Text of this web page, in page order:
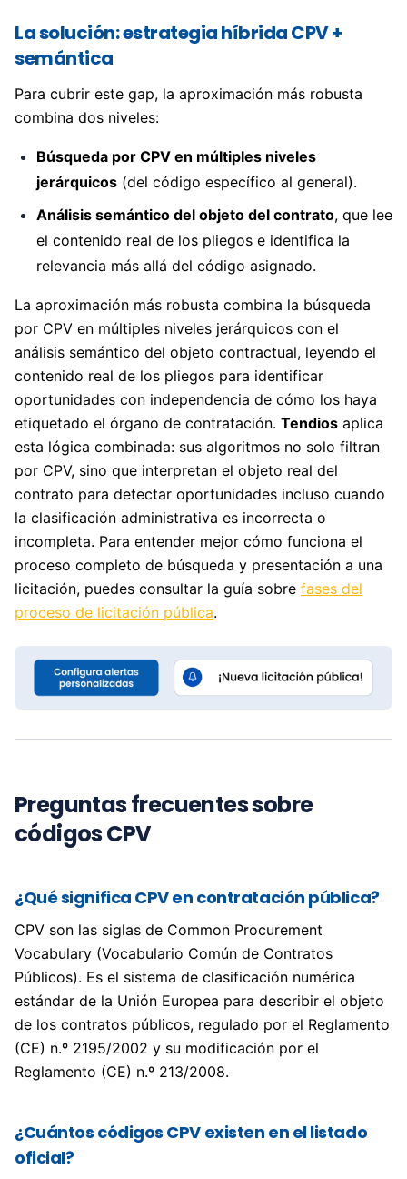
La solución: estrategia híbrida CPV +
semántica
Para cubrir este gap, la aproximación más robusta
combina dos niveles:
Búsqueda por CPV en múltiples niveles
jerárquicos (del código específico al general).
Análisis semántico del objeto del contrato, que lee
el contenido real de los pliegos e identifica la
relevancia más allá del código asignado.
La aproximación más robusta combina la búsqueda
por CPV en múltiples niveles jerárquicos con el
análisis semántico del objeto contractual, leyendo el
contenido real de los pliegos para identificar
oportunidades con independencia de cómo los haya
etiquetado el órgano de contratación. Tendios aplica
esta lógica combinada: sus algoritmos no solo filtran
por CPV, sino que interpretan el objeto real del
contrato para detectar oportunidades incluso cuando
la clasificación administrativa es incorrecta o
incompleta. Para entender mejor cómo funciona el
proceso completo de búsqueda y presentación a una
licitación, puedes consultar la guía sobre fases del
proceso de licitación pública.
Preguntas frecuentes sobre
códigos CPV
¿Qué significa CPV en contratación pública?
CPV son las siglas de Common Procurement
Vocabulary (Vocabulario Común de Contratos
Públicos). Es el sistema de clasificación numérica
estándar de la Unión Europea para describir el objeto
de los contratos públicos, regulado por el Reglamento
(CE) n.º 2195/2002 y su modificación por el
Reglamento (CE) n.º 213/2008.
¿Cuántos códigos CPV existen en el listado
oficial?